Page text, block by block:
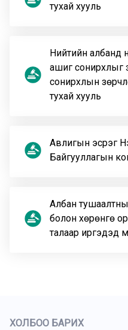
тухай хууль
Нийтийн албанд
ашиг сонирхлыг
сонирхлын
тухай хууль
Авлигын эсрэг
Байгууллагын
Албан
болон хөрөнгө
талаар иргэдэд
ХОЛБОО БАРИХ